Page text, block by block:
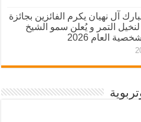
آل نهيان يكرم الفائزين بجائزة
لنخيل التمر و يُعلن سمو الشيخ
العام 2026